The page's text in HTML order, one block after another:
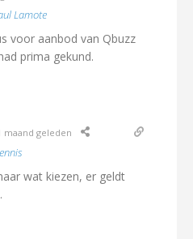
Lamote
voor aanbod van Qbuzz
prima gekund.
maand geleden
wat kiezen, er geldt